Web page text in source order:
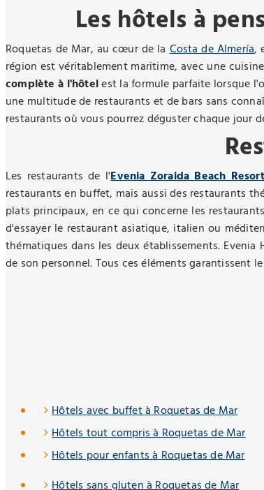
Les hôtels à
Roquetas de Mar, au cœur de laCosta de Almería,
région est véritablement maritime, avec une
complète à l'hôtelest la formule parfaite lorsque
une multitude de restaurants et de bars sans
restaurants où vous pourrez déguster chaque jour
Les restaurants de l'Evenia Zoraida Beach Resort
restaurants en buffet, mais aussi des restaurants
plats principaux, en ce qui concerne les
d'essayer le restaurant asiatique, italien ou
thématiques dans les deux établissements.
de son personnel. Tous ces éléments garantissent
Hôtels avec buffet à Roquetas de Mar
Hôtels tout compris à Roquetas de Mar
Hôtels pour enfants à Roquetas de Mar
Hôtels sans gluten à Roquetas de Mar